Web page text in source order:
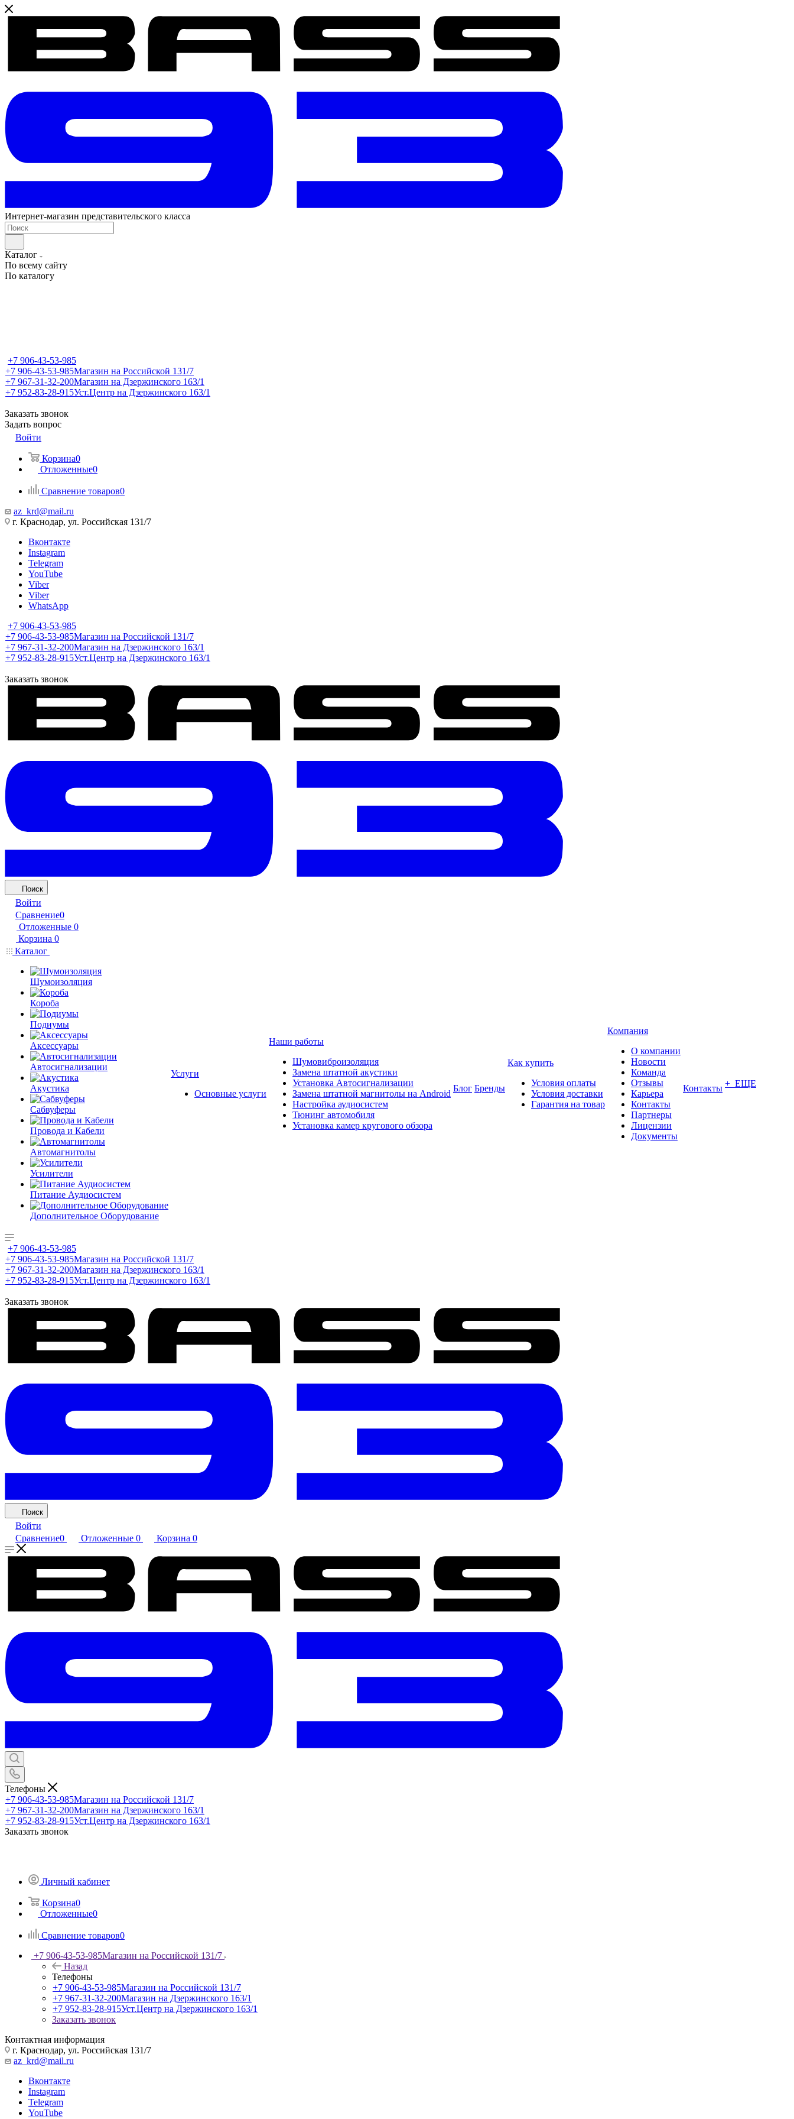
Интернет-магазин представительского класса
Каталог
По всему сайту
По каталогу
+7 906-43-53-985
+7 906-43-53-985Магазин на Российской 131/7
+7 967-31-32-200Магазин на Дзержинского 163/1
+7 952-83-28-915Уст.Центр на Дзержинского 163/1
Заказать звонок
Задать вопрос
Войти
Корзина0
Отложенные0
Сравнение товаров0
az_krd@mail.ru
г. Краснодар, ул. Российская 131/7
Вконтакте
Instagram
Telegram
YouTube
Viber
Viber
WhatsApp
+7 906-43-53-985
+7 906-43-53-985Магазин на Российской 131/7
+7 967-31-32-200Магазин на Дзержинского 163/1
+7 952-83-28-915Уст.Центр на Дзержинского 163/1
Заказать звонок
Поиск
Войти
Сравнение0
Отложенные 0
Корзина 0
Каталог
Шумоизоляция
Короба
Подиумы
Аксессуары
Автосигнализации
Акустика
Сабвуферы
Провода и Кабели
Автомагнитолы
Усилители
Питание Аудиосистем
Дополнительное Оборудование
Услуги
Основные услуги
Наши работы
Шумовиброизоляция
Замена штатной акустики
Установка Автосигнализации
Замена штатной магнитолы на Android
Настройка аудиосистем
Тюнинг автомобиля
Установка камер кругового обзора
Блог Бренды
Как купить
Условия оплаты
Условия доставки
Гарантия на товар
Компания
О компании
Новости
Команда
Отзывы
Карьера
Контакты
Партнеры
Лицензии
Документы
Контакты + ЕЩЕ
+7 906-43-53-985
+7 906-43-53-985Магазин на Российской 131/7
+7 967-31-32-200Магазин на Дзержинского 163/1
+7 952-83-28-915Уст.Центр на Дзержинского 163/1
Заказать звонок
Поиск
Войти
Сравнение0 Отложенные 0 Корзина 0
Телефоны
+7 906-43-53-985Магазин на Российской 131/7
+7 967-31-32-200Магазин на Дзержинского 163/1
+7 952-83-28-915Уст.Центр на Дзержинского 163/1
Заказать звонок
Личный кабинет
Корзина0
Отложенные0
Сравнение товаров0
+7 906-43-53-985Магазин на Российской 131/7
Назад
Телефоны
+7 906-43-53-985Магазин на Российской 131/7
+7 967-31-32-200Магазин на Дзержинского 163/1
+7 952-83-28-915Уст.Центр на Дзержинского 163/1
Заказать звонок
Контактная информация
г. Краснодар, ул. Российская 131/7
az_krd@mail.ru
Вконтакте
Instagram
Telegram
YouTube